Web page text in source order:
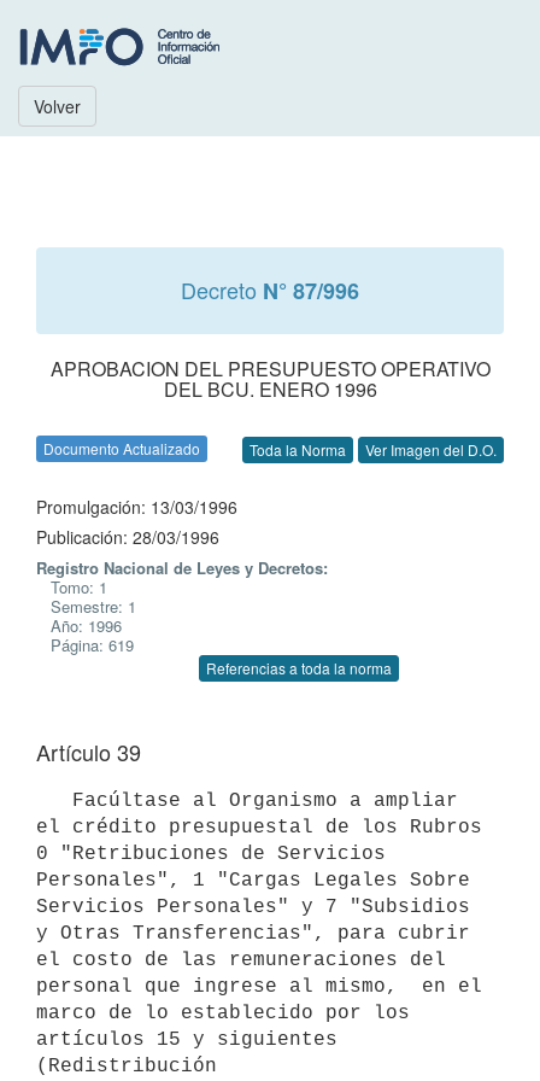
Volver
Decreto N° 87/996
APROBACION DEL PRESUPUESTO OPERATIVO
DEL BCU. ENERO 1996
Documento Actualizado Toda la Norma Ver Imagen del D.O.
Promulgación: 13/03/1996
Publicación: 28/03/1996
Registro Nacional de Leyes y Decretos:
Tomo: 1
Semestre: 1
Año: 1996
Página: 619
Referencias a toda la norma
Artículo 39
el crédito presupuestal de los Rubros
0 "Retribuciones de Servicios
Personales", 1 "Cargas Legales Sobre
Servicios Personales" y 7 "Subsidios
y Otras Transferencias", para cubrir
el costo de las remuneraciones del
personal que ingrese al mismo,  en el
marco de lo establecido por los
artículos 15 y siguientes
(Redistribución